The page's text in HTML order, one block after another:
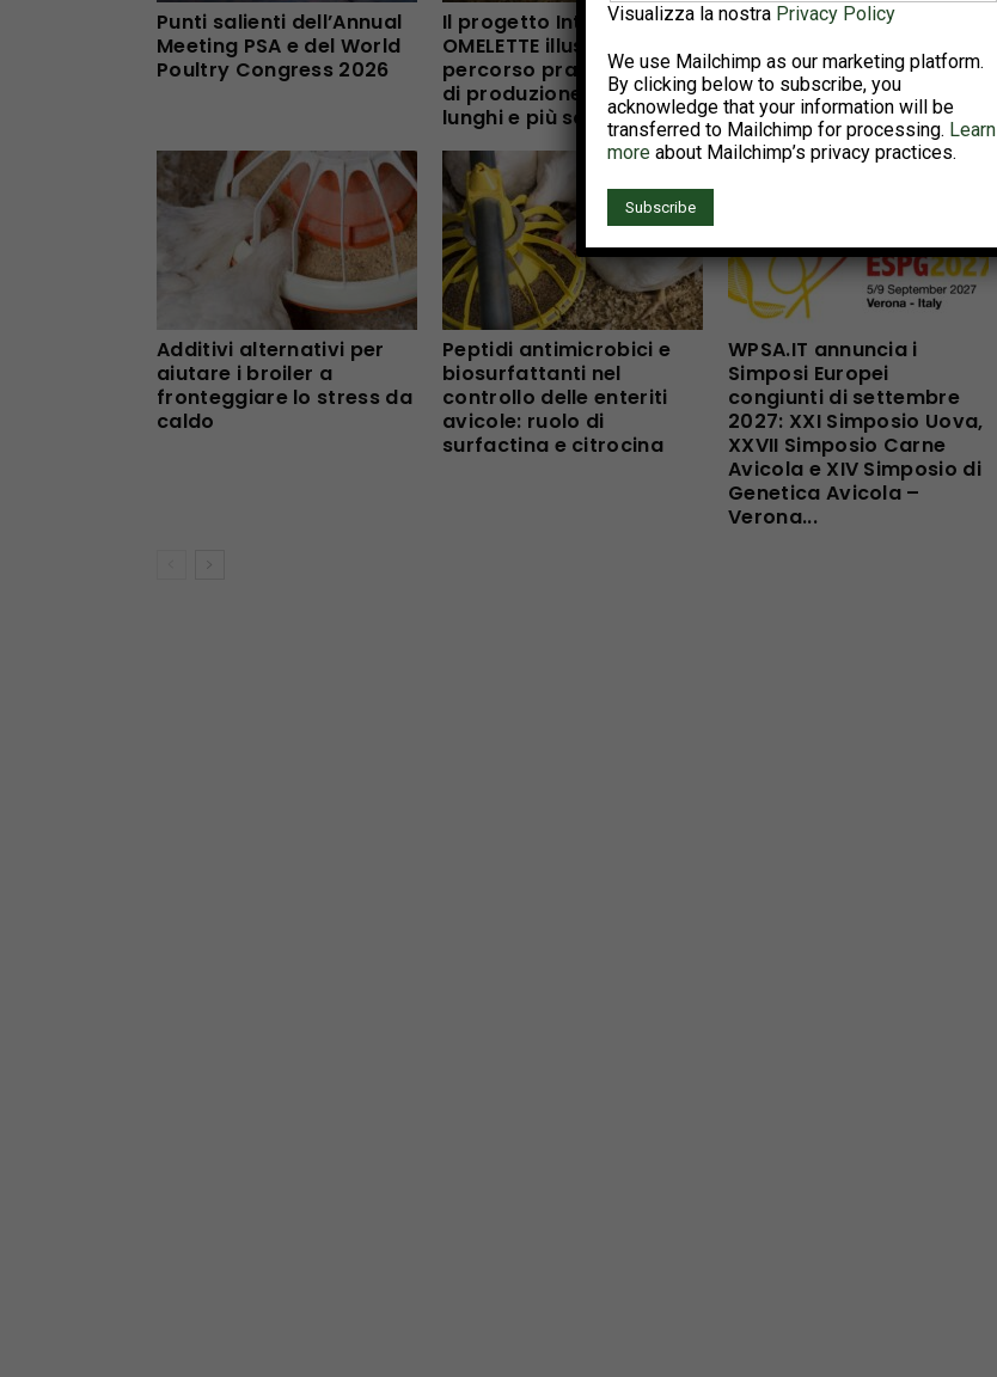
Punti salienti dell’Annual
Meeting PSA e del World
Poultry Congress 2026
Il progetto Interreg NWE
OMELETTE illustra un
percorso pratico per cicli
di produzione di uova più
lunghi e più sani
Tecnologie di precisione
per rilevare le patologie
enteriche nel pollo da
carne
Additivi alternativi per
aiutare i broiler a
fronteggiare lo stress da
caldo
Peptidi antimicrobici e
biosurfattanti nel
controllo delle enteriti
avicole: ruolo di
surfactina e citrocina
WPSA.IT annuncia i
Simposi Europei
congiunti di settembre
2027: XXI Simposio Uova,
XXVII Simposio Carne
Avicola e XIV Simposio di
Genetica Avicola –
Verona...
Visualizza la nostra Privacy Policy
We use Mailchimp as our marketing platform.
By clicking below to subscribe, you
acknowledge that your information will be
transferred to Mailchimp for processing. Learn
more about Mailchimp’s privacy practices.